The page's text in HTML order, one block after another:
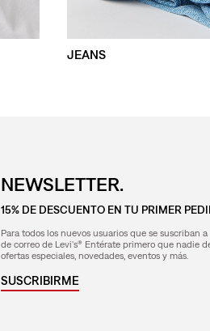
JEANS
NEWSLETTER.
15% DE DESCUENTO EN TU PRIMER
Para todos los nuevos usuarios que se suscriban
de correo de Levi's® Entérate primero que nadie
ofertas especiales, novedades, eventos y más.
SUSCRIBIRME